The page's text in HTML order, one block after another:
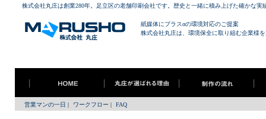
株式会社丸庄は創業280年。足立区の老舗印刷会社です。歴史と一緒に積み上げた確かな実
紙媒体にプラスαの環境対応のご提案
株式会社丸庄は、環境保全に取り組む企業様
営業マンの一日 | ワークフロー | FAQ